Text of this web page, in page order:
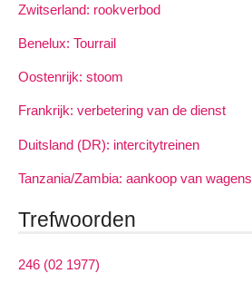
Zwitserland: rookverbod
Benelux: Tourrail
Oostenrijk: stoom
Frankrijk: verbetering van de dienst
Duitsland (DR): intercitytreinen
Tanzania/Zambia: aankoop van wagens
Trefwoorden
246 (02 1977)